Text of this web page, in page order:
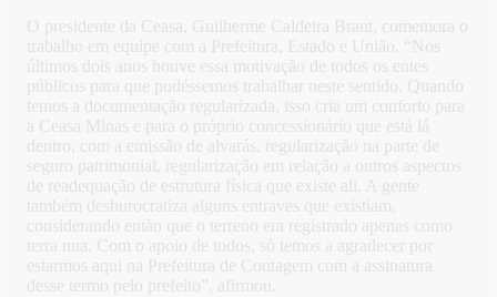
O presidente da Ceasa, Guilherme Caldeira Brant, comemora o
trabalho em equipe com a Prefeitura, Estado e União. “Nos
últimos dois anos houve essa motivação de todos os entes
públicos para que pudéssemos trabalhar neste sentido. Quando
temos a documentação regularizada, isso cria um conforto para
a Ceasa Minas e para o próprio concessionário que está lá
dentro, com a emissão de alvarás, regularização na parte de
seguro patrimonial, regularização em relação a outros aspectos
de readequação de estrutura física que existe ali. A gente
também desburocratiza alguns entraves que existiam,
considerando então que o terreno era registrado apenas como
terra nua. Com o apoio de todos, só temos a agradecer por
estarmos aqui na Prefeitura de Contagem com a assinatura
desse termo pelo prefeito”, afirmou.